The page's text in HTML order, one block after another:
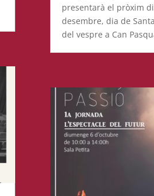
presentarà el pròxim
desembre, dia de
del vespre a Can